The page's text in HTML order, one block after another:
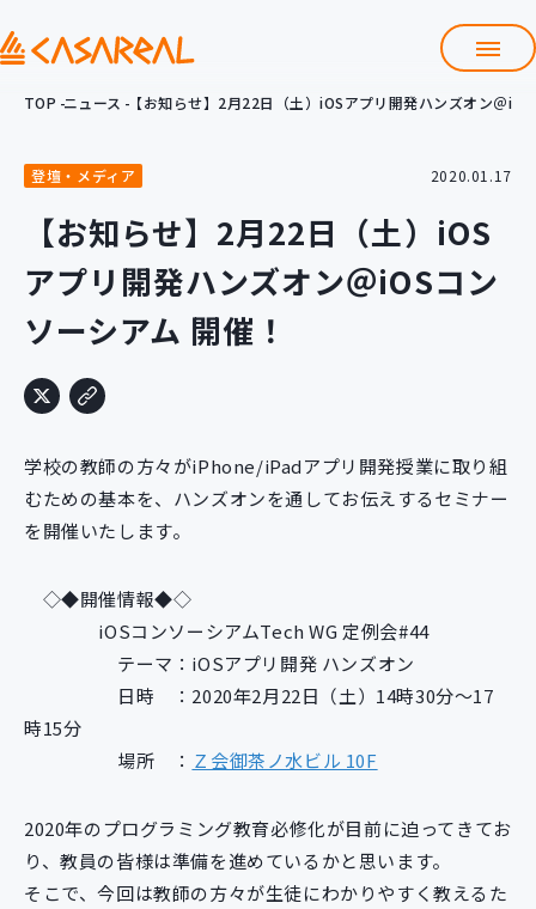
会社情報
サービス
プロダクト開発支援
クラウド導入支援 Git導入支援
システム構築支援
研修サービス
カスタマイズコース 教材購入
イベント・セミナー
ニュース
Contact
TOP ニュース 【お知らせ】2月22日（土）iOSアプリ開発ハンズオン＠
登壇・メディア 2020.01.17
【お知らせ】2月22日（土）iOS
アプリ開発ハンズオン＠iOSコン
ソーシアム 開催！
学校の教師の方々がiPhone/iPadアプリ開発授業に取り組
むための基本を、ハンズオンを通してお伝えするセミナー
を開催いたします。
◇◆開催情報◆◇
iOSコンソーシアムTech WG 定例会#44
テーマ：iOSアプリ開発 ハンズオン
日時 ：2020年2月22日（土）14時30分～17
時15分
場所 ： Ｚ会御茶ノ水ビル 10F
2020年のプログラミング教育必修化が目前に迫ってきてお
り、教員の皆様は準備を進めているかと思います。
そこで、今回は教師の方々が生徒にわかりやすく教えるた